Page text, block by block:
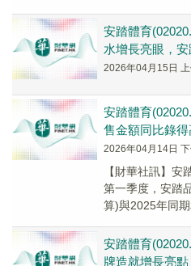
安踏體育
水增長亮眼，
2026年04月15日
安踏體育
售金額同比錄
2026年04月14日
【財華社訊】
第一季度，安踏
算)與2025年同
安踏體育
牌造就增長亮